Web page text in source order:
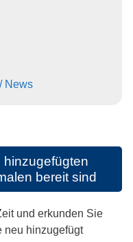
News
bereit sind
und erkunden Sie
neu hinzugefügt